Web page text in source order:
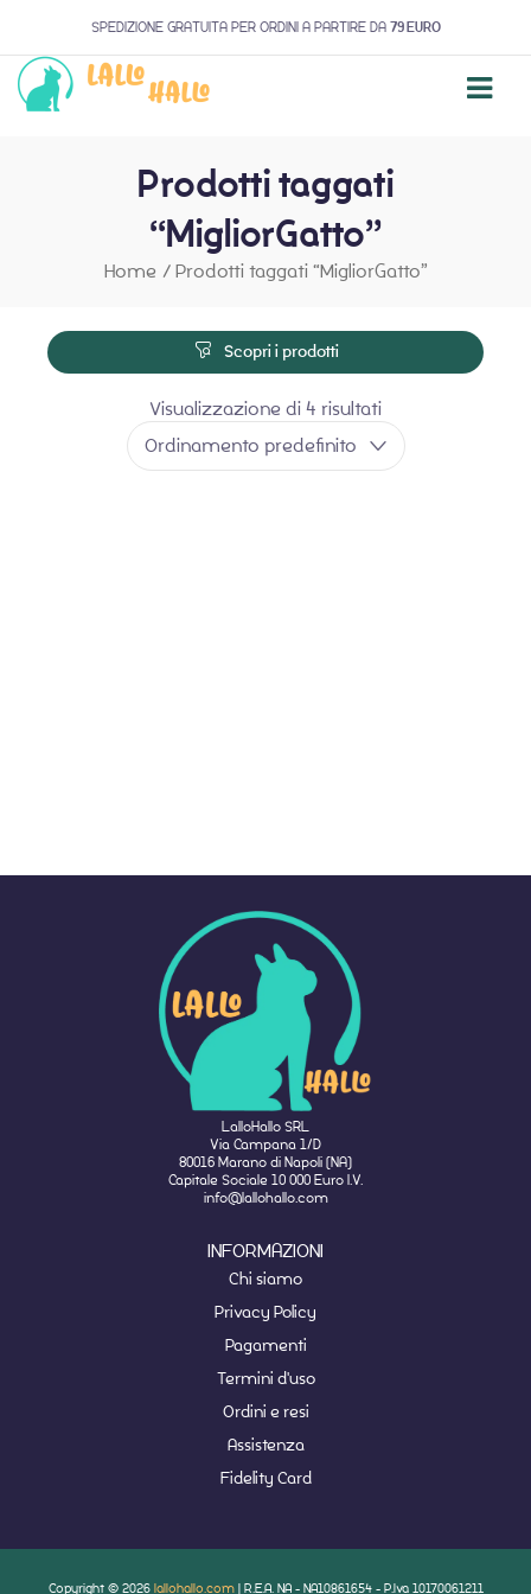
SPEDIZIONE GRATUITA PER ORDINI A PARTIRE DA 79 EURO
Prodotti taggati
“MigliorGatto”
Home / Prodotti taggati “MigliorGatto”
Scopri i prodotti
Visualizzazione di 4 risultati
Ordinamento predefinito
LalloHallo SRL
Via Campana 1/D
80016 Marano di Napoli (NA)
Capitale Sociale 10 000 Euro I.V.
info@lallohallo.com
INFORMAZIONI
Chi siamo
Privacy Policy
Pagamenti
Termini d'uso
Ordini e resi
Assistenza
Fidelity Card
Copyright © 2026 lallohallo.com | R.E.A. NA - NA10861654 - P.Iva 10170061211